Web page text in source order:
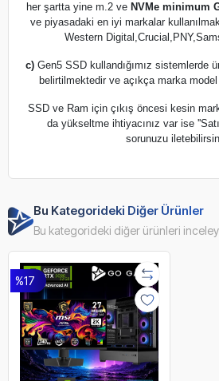
her şartta yine m.2 ve NVMe minimum
ve piyasadaki en iyi markalar
Western
c) Gen5 SSD kullandığımız sistemlerde
belirtilmektedir ve açıkça marka
SSD ve Ram için çıkış öncesi kesin
da yükseltme ihtiyacınız var ise
sorunuzu
Bu Kategorideki Diğer Ürünler
Bu kategorideki diğer ürünleri
%17